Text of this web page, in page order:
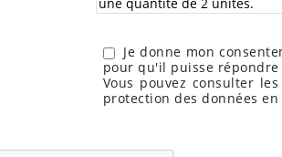
Je donne mon
pour qu'il puisse répondre
Vous pouvez consulter
protection des données en